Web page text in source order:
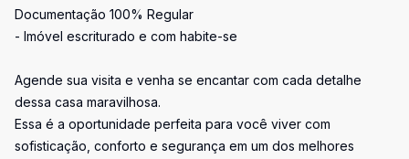
Documentação 100% Regular
- Imóvel escriturado e com habite-se
Agende sua visita e venha se encantar com cada detalhe
dessa casa maravilhosa.
Essa é a oportunidade perfeita para você viver com
sofisticação, conforto e segurança em um dos melhores